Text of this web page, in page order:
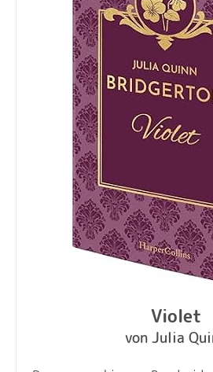
Violet
von Julia